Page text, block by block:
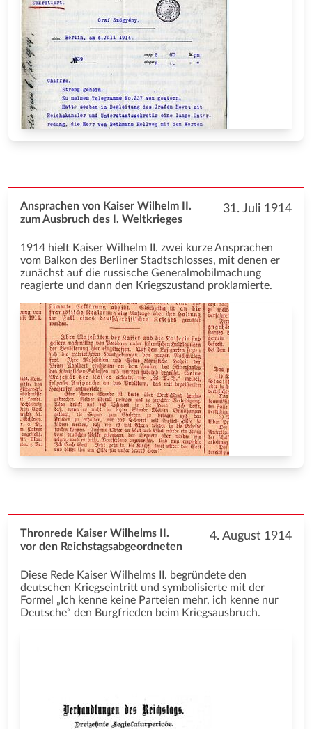
31. Juli 1914
Ansprachen von Kaiser Wilhelm II.
zum Ausbruch des I. Weltkrieges
1914 hielt Kaiser Wilhelm II. zwei kurze Ansprachen
vom Balkon des Berliner Stadtschlosses, mit denen er
zunächst auf die russische Generalmobilmachung
reagierte und dann den Kriegszustand proklamierte.
4. August 1914
Thronrede Kaiser Wilhelms II.
vor den Reichstagsabgeordneten
Diese Rede Kaiser Wilhelms II. begründete den
deutschen Kriegseintritt und symbolisierte mit der
Formel „Ich kenne keine Parteien mehr, ich kenne nur
Deutsche“ den Burgfrieden beim Kriegsausbruch.